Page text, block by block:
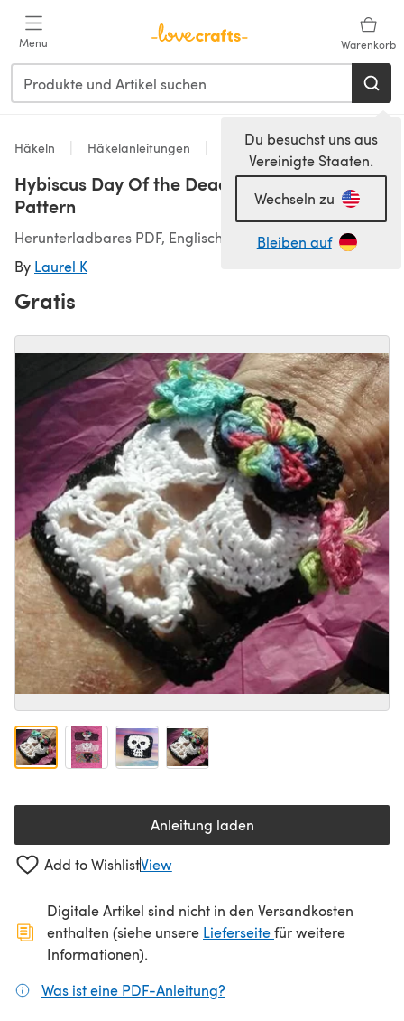
Menu Warenkorb
Du besuchst uns aus
Vereinigte Staaten.
Wechseln zu
Bleiben auf
Häkeln Häkelanleitungen Accessoires Häkelanleitungen
Hybiscus Day Of the Dead Skull Bracelet
Pattern
Herunterladbares PDF, Englisch
By Laurel K
Gratis
Anleitung laden(öffnet sich in einem neuen
Add to WishlistView
Digitale Artikel sind nicht in den Versandkosten
enthalten (siehe unsere Lieferseite(öffnet sich in
für weitere
Informationen).
Was ist eine PDF-Anleitung?